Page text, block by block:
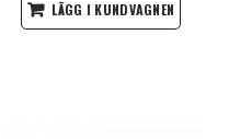
LÄGG I KUNDVAGNEN